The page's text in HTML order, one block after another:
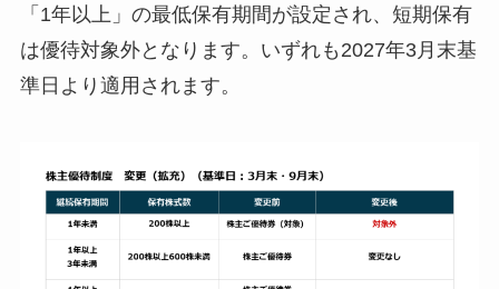
「1年以上」の最低保有期間が設定され、短期保有
は優待対象外となります。いずれも2027年3月末基
準日より適用されます。